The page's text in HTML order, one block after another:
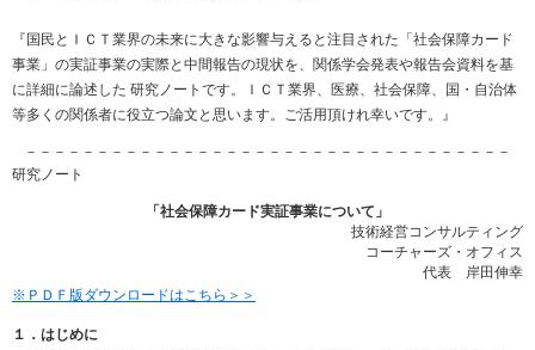
『国民とＩＣＴ業界の未来に大きな影響与えると注目された「社会保障カード
事業」の実証事業の実際と中間報告の現状を、関係学会発表や報告会資料を基
に詳細に論述した 研究ノートです。ＩＣＴ業界、医療、社会保障、国・自治体
等多くの関係者に役立つ論文と思います。ご活用頂けれ幸いです。』
－－－－－－－－－－－－－－－－－－－－－－－－－－－－－－－－－－
研究ノート
「社会保障カード実証事業について」
技術経営コンサルティング
コーチャーズ・オフィス
代表 岸田伸幸
※ＰＤＦ版ダウンロードはこちら＞＞
１．はじめに